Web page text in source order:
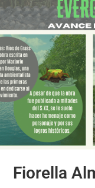
Fiorella